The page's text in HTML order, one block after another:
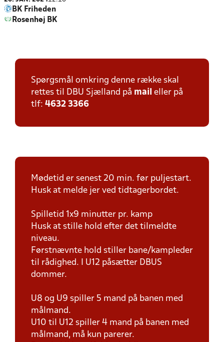
BK Friheden
Rosenhøj BK
Spørgsmål omkring denne række skal
rettes til DBU Sjælland på mail eller på
tlf: 4632 3366
Mødetid er senest 20 min. før puljestart.
Husk at melde jer ved tidtagerbordet.
Spilletid 1x9 minutter pr. kamp
Husk at stille hold efter det tilmeldte
niveau.
Førstnævnte hold stiller bane/kampleder
til rådighed. I U12 påsætter DBUS
dommer.
U8 og U9 spiller 5 mand på banen med
målmand.
U10 til U12 spiller 4 mand på banen med
målmand, må kun parerer.